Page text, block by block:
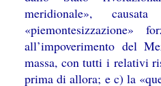
meridionale»,
«piemontesizzazione»
all’impoverimento del
massa, con tutti i relativi
prima di allora; e c) la